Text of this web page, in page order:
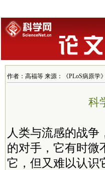
作者：高福等 来源：《PLoS病原学
科
人类与流感的战
的对手，它有时微
它，但又难以认识